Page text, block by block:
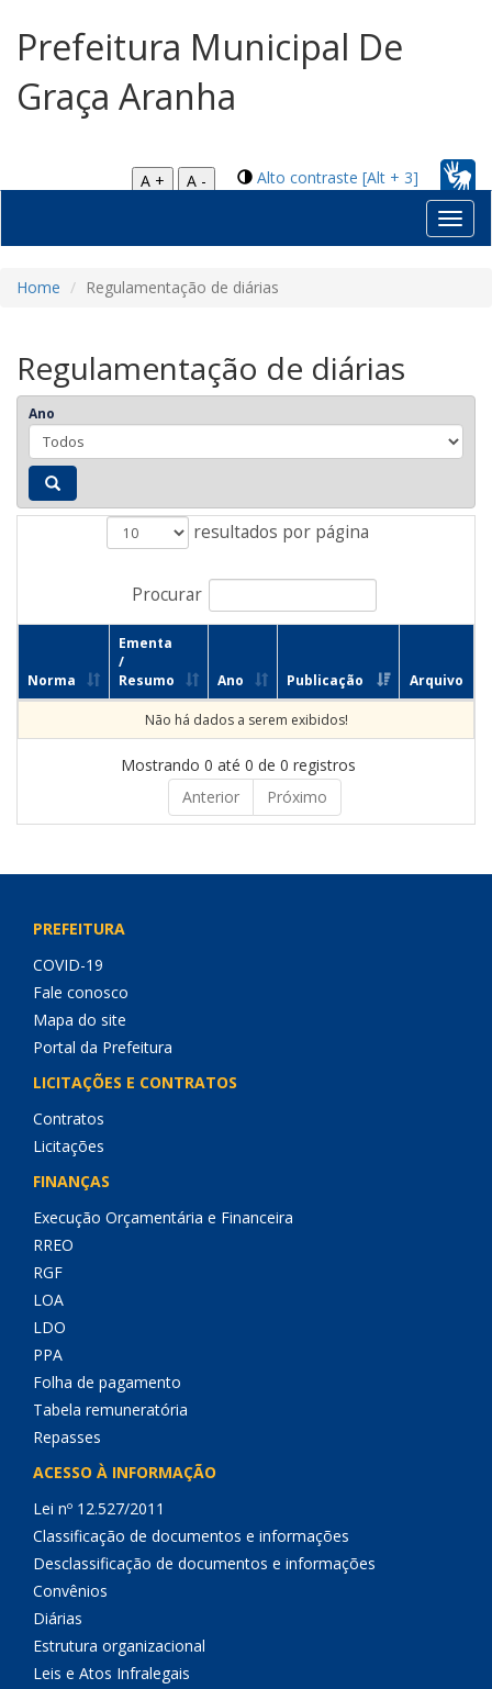
Prefeitura Municipal De
Graça Aranha
Alto contraste [Alt + 3]
A +
A -
Home Regulamentação de diárias
Regulamentação de diárias
Ano
resultados por página
Procurar
Norma
Ementa
/
Resumo
Ano Publicação Arquivo
Não há dados a serem exibidos!
Mostrando 0 até 0 de 0 registros
Anterior
Próximo
PREFEITURA
COVID-19
Fale conosco
Mapa do site
Portal da Prefeitura
LICITAÇÕES E CONTRATOS
Contratos
Licitações
FINANÇAS
Execução Orçamentária e Financeira
RREO
RGF
LOA
LDO
PPA
Folha de pagamento
Tabela remuneratória
Repasses
ACESSO À INFORMAÇÃO
Lei nº 12.527/2011
Classificação de documentos e informações
Desclassificação de documentos e informações
Convênios
Diárias
Estrutura organizacional
Leis e Atos Infralegais